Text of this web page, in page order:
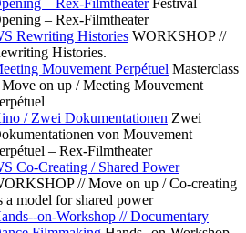
– Rex-Filmtheater Festival
– Rex-Filmtheater
Rewriting Histories WORKSHOP //
Histories.
Mouvement Perpétuel Masterclass
on up / Meeting Mouvement
/ Zwei Dokumentationen Zwei
von Mouvement
– Rex-Filmtheater
Co-Creating / Shared Power
// Move on up / Co-creating
a model for shared power
on-Workshop // Documentary